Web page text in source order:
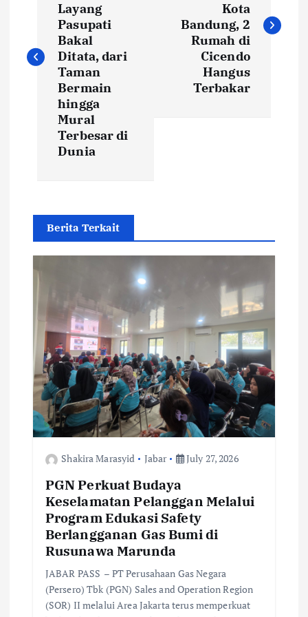
t
g
a
o
n
Layang
Pasupati
Bakal
Ditata, dari
Taman
Bermain
hingga
Mural
Terbesar di
Dunia
Kota
Bandung, 2
Rumah di
Cicendo
Hangus
Terbakar
Berita Terkait
Shakira Marasyid Jabar July 27, 2026
PGN Perkuat Budaya
Keselamatan Pelanggan Melalui
Program Edukasi Safety
Berlangganan Gas Bumi di
Rusunawa Marunda
JABAR PASS – PT Perusahaan Gas Negara
(Persero) Tbk (PGN) Sales and Operation Region
(SOR) II melalui Area Jakarta terus memperkuat